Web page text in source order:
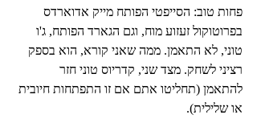
פחות טוב: הסייפטי הפותח מייק אדוארדס
בפרוטוקול זעזוע מוח, וגם הגארד הפותח, ג'ו
טוני, לא התאמן. ממה שאני קורא, הוא בספק
רציני לשחק. מצד שני, קדריוס טוני חזר
להתאמן (תחליטו אתם אם זו התפתחות חיובית
או שלילית).